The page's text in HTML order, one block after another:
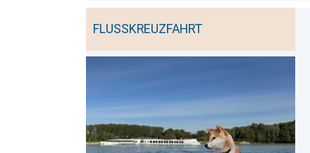
FLUSSKREUZFAHRT